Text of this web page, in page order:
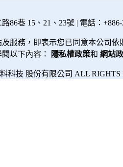
86巷 15、21、23號 | 電話：+886-
服務，即表示您已同意本公司
以下內容：
隱私權政策和 網站
科技 股份有限公司 ALL RIGHTS